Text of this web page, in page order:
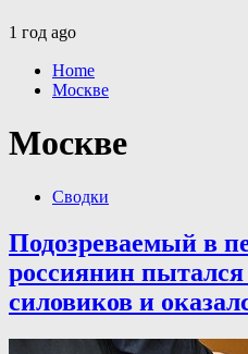
1 год ago
Home
Москве
Москве
Сводки
Подозреваемый в
россиянин пытался
силовиков и